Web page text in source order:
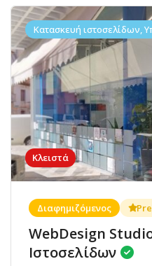
Κλειστά
Κατασκευή ιστοσελίδων,
Διαφημιζόμενος
WebDesign
Ιστοσελίδων